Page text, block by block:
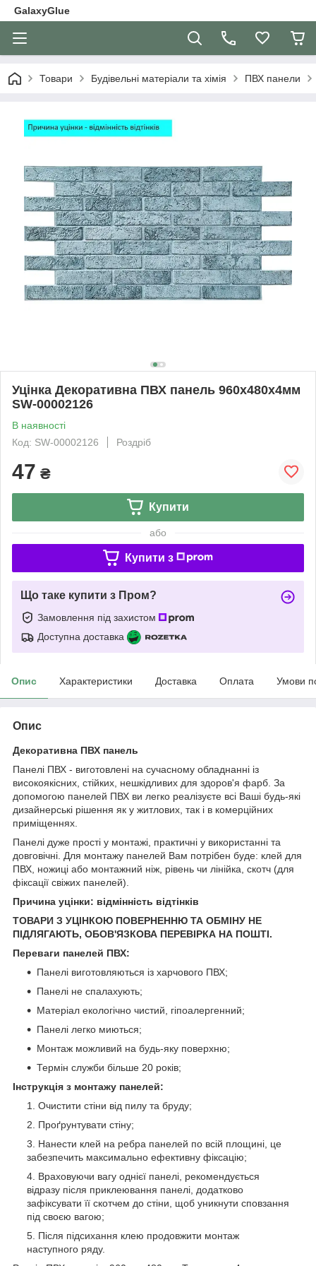
GalaxyGlue
Товари Будівельні матеріали та хімія ПВХ панели
Уцінка Декоративна ПВХ панель 960х480х4мм
SW-00002126
В наявності
Код: SW-00002126
Роздріб
47 ₴
Купити
або
Купити з
Що таке купити з Пром?
Замовлення під захистом
Доступна доставка
Опис Характеристики Доставка Оплата Умови
Опис
Декоративна ПВХ панель
Панелі ПВХ - виготовлені на сучасному обладнанні із
високоякісних, стійких, нешкідливих для здоров'я фарб. За
допомогою панелей ПВХ ви легко реалізуєте всі Ваші будь-які
дизайнерські рішення як у житлових, так і в комерційних
приміщеннях.
Панелі дуже прості у монтажі, практичні у використанні та
довговічні. Для монтажу панелей Вам потрібен буде: клей для
ПВХ, ножиці або монтажний ніж, рівень чи лінійка, скотч (для
фіксації свіжих панелей).
Причина уцінки: відмінність відтінків
ТОВАРИ З УЦІНКОЮ ПОВЕРНЕННЮ ТА ОБМІНУ НЕ
ПІДЛЯГАЮТЬ, ОБОВ'ЯЗКОВА ПЕРЕВІРКА НА ПОШТІ.
Переваги панелей ПВХ:
Панелі виготовляються із харчового ПВХ;
Панелі не спалахують;
Матеріал екологічно чистий, гіпоалергенний;
Панелі легко миються;
Монтаж можливий на будь-яку поверхню;
Термін служби більше 20 років;
Інструкція з монтажу панелей:
Очистити стіни від пилу та бруду;
Проґрунтувати стіну;
Нанести клей на ребра панелей по всій площині, це
забезпечить максимально ефективну фіксацію;
Враховуючи вагу однієї панелі, рекомендується
відразу після приклеювання панелі, додатково
зафіксувати її скотчем до стіни, щоб уникнути сповзання
під своєю вагою;
Після підсихання клею продовжити монтаж
наступного ряду.